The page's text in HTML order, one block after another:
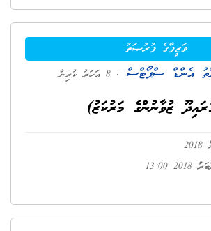
ވަޒީފާގެ ފުރުޞަތު
އެންޑް ސްޕޯޓްސް . 8 އަހަރު ކުރިން
ޒުވާނުންގެ މަރުކަޒު)